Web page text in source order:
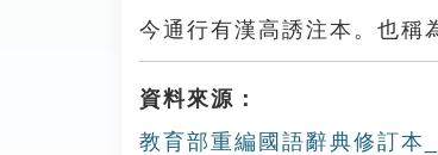
今通行有漢高誘注本。也稱
資料來源：
教育部重編國語辭典修訂本